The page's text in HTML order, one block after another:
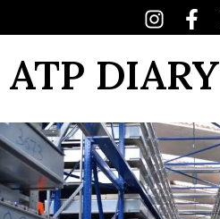
ATP DIARY